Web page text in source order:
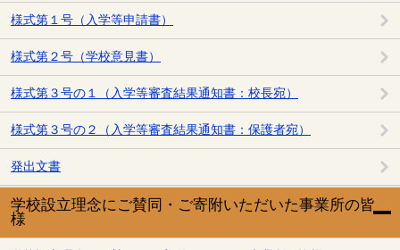
様式第１号（入学等申請書）
様式第２号（学校意見書）
様式第３号の１（入学等審査結果通知書：校長宛）
様式第３号の２（入学等審査結果通知書：保護者宛）
発出文書
学校設立理念にご賛同・ご寄附いただいた事業所の皆
様